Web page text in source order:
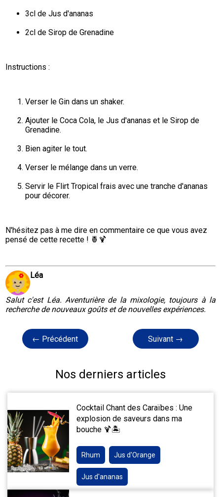
3cl de Jus d'ananas
2cl de Sirop de Grenadine
Instructions :
Verser le Gin dans un shaker.
Ajouter le Coca Cola, le Jus d'ananas et le Sirop de
Grenadine.
Bien agiter le tout.
Verser le mélange dans un verre.
Servir le Flirt Tropical frais avec une tranche d'ananas
pour décorer.
N'hésitez pas à me dire en commentaire ce que vous avez
pensé de cette recette ! 🍍🍹
Léa
Salut c'est Léa. Aventurière de la mixologie, toujours à la
recherche de nouveaux goûts et de nouvelles expériences.
← Précédent Suivant →
Nos derniers articles
Cocktail Chant des Caraïbes : Une
explosion de saveurs dans ma
bouche 🍹🏝️
Rhum Jus d'Orange
Jus d'ananas